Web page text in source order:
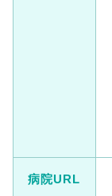
病院URL